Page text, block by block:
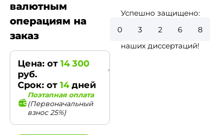
валютным
операциям на
заказ
Цена: от 14 300
руб.
Срок: от 14дней
Поэтапная оплата
(Первоначальный
взнос 25%)
Успешно защищено:
0
3
7
3
0
наших диссертаций!